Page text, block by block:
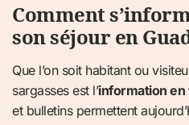
Comment
son séjour en
Que l’on soit habitant ou
sargasses est l’information en
et bulletins permettent